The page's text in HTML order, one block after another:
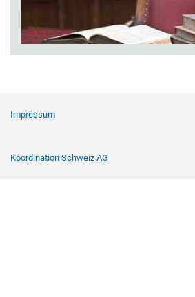
Impressum
Koordination Schweiz AG